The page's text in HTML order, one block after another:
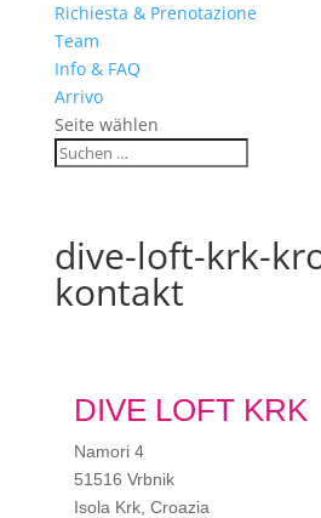
Richiesta & Prenotazione
Team
Info & FAQ
Arrivo
Seite wählen
dive-loft-krk-
kontakt
DIVE LOFT KRK
Namori 4
51516 Vrbnik
Isola Krk, Croazia